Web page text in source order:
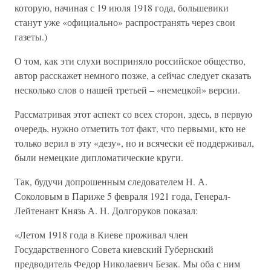
которую, начиная с 19 июля 1918 года, большевики
станут уже «официально» распространять через свои
газеты.)
О том, как эти слухи восприняло российское общество,
автор расскажет немного позже, а сейчас следует сказать
несколько слов о нашей третьей – «немецкой» версии.
Рассматривая этот аспект со всех сторон, здесь, в первую
очередь, нужно отметить тот факт, что первыми, кто не
только верил в эту «дезу», но и всячески её поддерживал,
были немецкие дипломатические круги.
Так, будучи допрошенным следователем Н. А.
Соколовым в Париже 5 февраля 1921 года, Генерал-
Лейтенант Князь А. Н. Долгоруков показал:
«Летом 1918 года в Киеве проживал член
Государственного Совета киевский Губернский
предводитель Федор Николаевич Безак. Мы оба с ним